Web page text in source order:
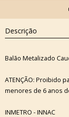
Descrição
Balão Metalizado
ATENÇÃO: Proibido
menores de 6 anos
INMETRO - INNAC